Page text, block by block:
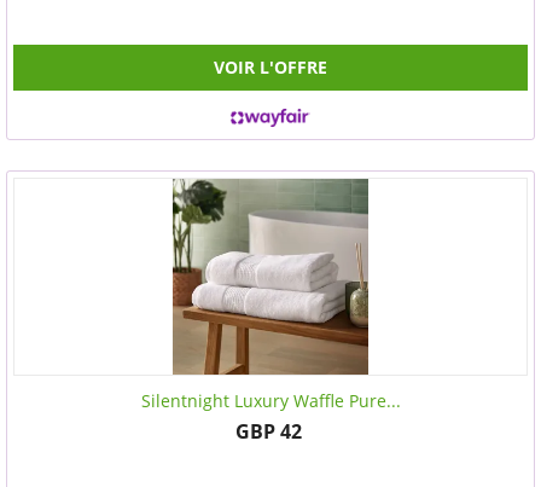
VOIR L'OFFRE
Silentnight Luxury Waffle Pure...
GBP 42